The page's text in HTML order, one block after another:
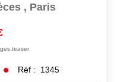
, Paris
Réf : 1345